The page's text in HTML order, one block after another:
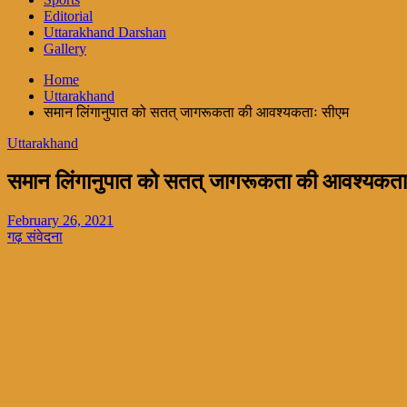
Editorial
Uttarakhand Darshan
Gallery
Home
Uttarakhand
समान लिंगानुपात को सतत् जागरूकता की आवश्यकताः सीएम
Uttarakhand
समान लिंगानुपात को सतत् जागरूकता की
February 26, 2021
गढ़ संवेदना